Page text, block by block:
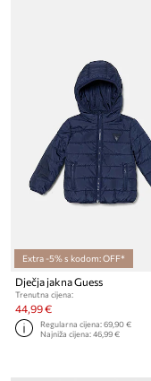
Extra -5% s kodom: OFF*
Dječja jakna Guess
Trenutna cijena:
44,99 €
Regularna cijena:69,90 €
Najniža cijena:46,99 €